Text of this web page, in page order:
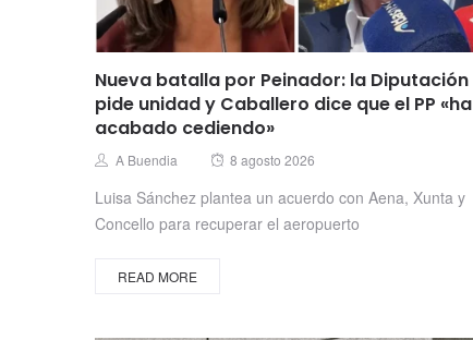
Nueva batalla por Peinador: la Diputación
pide unidad y Caballero dice que el PP «ha
acabado cediendo»
Author
A Buendia
Posted
8 agosto 2026
Luisa Sánchez plantea un acuerdo con Aena, Xunta y
Concello para recuperar el aeropuerto
READ MORE